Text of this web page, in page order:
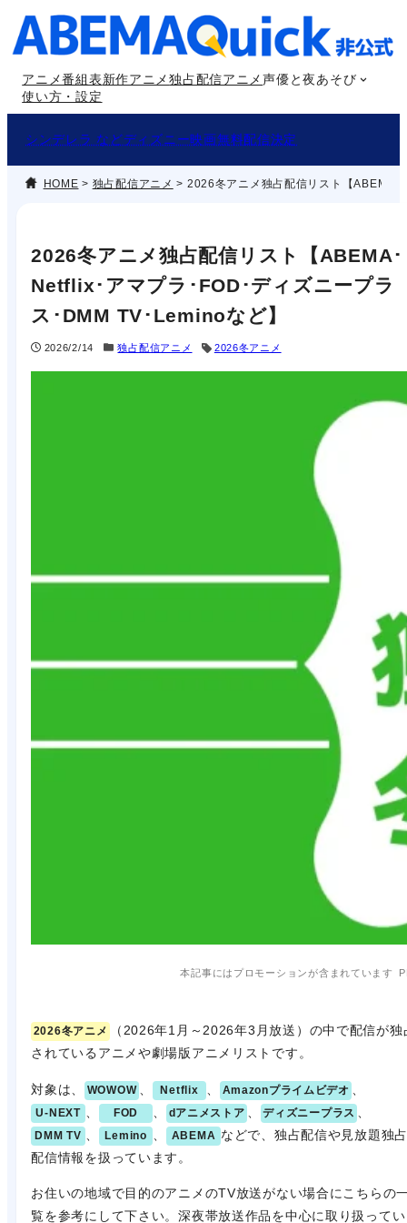
容
アニメ番組表新作アニメ独占配信アニメ声優と夜あそび
使い方・設定
シンデレラ などディズニー映画無料配信決定
HOME > 独占配信アニメ > 2026冬アニメ独占配信リスト【ABEMA
2026冬アニメ独占配信リスト【ABEMA･
Netflix･アマプラ･FOD･ディズニープラ
ス･DMM TV･Leminoなど】
2026/2/14 独占配信アニメ 2026冬アニメ
本記事にはプロモーションが含まれています
2026冬アニメ
（2026年1月～2026年3月放送）の中で配信が独
されているアニメや劇場版アニメリストです。
対象は、 WOWOW Netflix Amazonプライムビデオ
U-NEXT FOD dアニメストア ディズニープラス
DMM TV Lemino ABEMA などで、独占配信や見放題独占
配信情報を扱っています。
お住いの地域で目的のアニメのTV放送がない場合にこちらの
覧を参考にして下さい。深夜帯放送作品を中心に取り扱って